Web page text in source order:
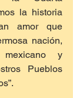
la historia
amor que
nación,
y
Pueblos